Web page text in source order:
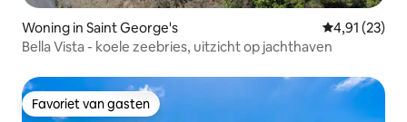
Woning in Saint George's Gemiddelde
4,91 (23)
Bella Vista - koele zeebries, uitzicht op jachthaven
Favoriet van gasten
Favoriet van gasten